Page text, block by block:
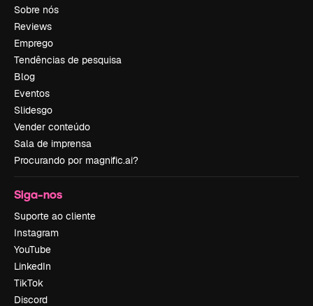
Sobre nós
Reviews
Emprego
Tendências de pesquisa
Blog
Eventos
Slidesgo
Vender conteúdo
Sala de imprensa
Procurando por magnific.ai?
Siga-nos
Suporte ao cliente
Instagram
YouTube
LinkedIn
TikTok
Discord